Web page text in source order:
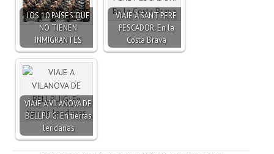
LOS 10 PAÍSES QUE
NO TIENEN
INMIGRANTES
VIAJE A SANT PERE
PESCADOR: En la
Costa Brava
VIAJE A VILANOVA DE
BELLPUIG: En tierras
leridanas